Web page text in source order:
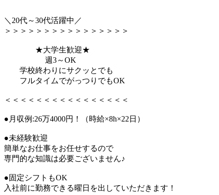
＼20代～30代活躍中／
＞＞＞＞＞＞＞＞＞＞＞＞＞＞＞＞
★大学生歓迎★
週3～OK
学校終わりにサクッとでも
フルタイムでがっつりでもOK
＜＜＜＜＜＜＜＜＜＜＜＜＜＜＜＜
●月収例:26万4000円！（時給×8h×22日）
●未経験歓迎
簡単なお仕事をお任せするので
専門的な知識は必要ございません♪
●固定シフトもOK
入社前に勤務できる曜日を出していただきます！